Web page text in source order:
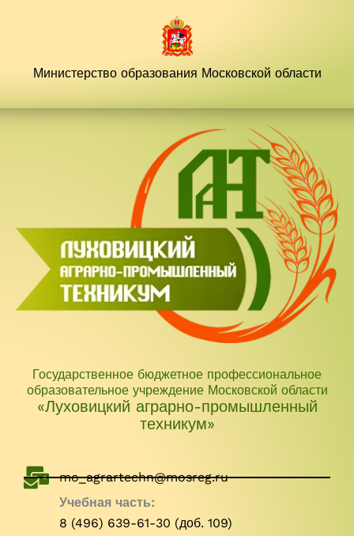
Министерство образования Московской области
Государственное бюджетное профессиональное
образовательное учреждение Московской области
«Луховицкий аграрно-промышленный
техникум»
mo_agrartechn@mosreg.ru
Учебная часть:
8 (496) 639-61-30 (доб. 109)